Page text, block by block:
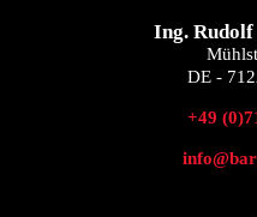
Ing.
DE -
+49